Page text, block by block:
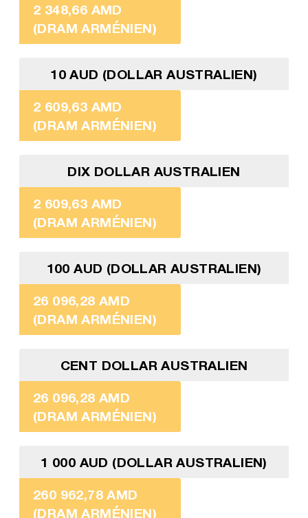
2 348,66 AMD
(DRAM ARMÉNIEN)
10 AUD (DOLLAR AUSTRALIEN)
2 609,63 AMD
(DRAM ARMÉNIEN)
DIX DOLLAR AUSTRALIEN
2 609,63 AMD
(DRAM ARMÉNIEN)
100 AUD (DOLLAR AUSTRALIEN)
26 096,28 AMD
(DRAM ARMÉNIEN)
CENT DOLLAR AUSTRALIEN
26 096,28 AMD
(DRAM ARMÉNIEN)
1 000 AUD (DOLLAR AUSTRALIEN)
260 962,78 AMD
(DRAM ARMÉNIEN)